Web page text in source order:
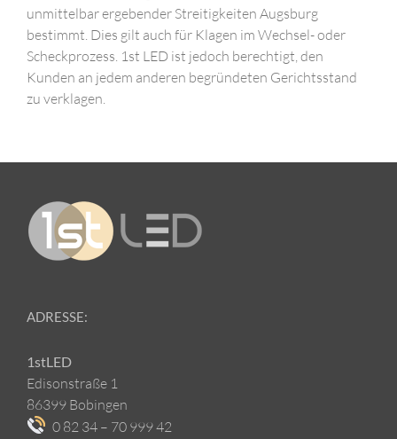
unmittelbar ergebender Streitigkeiten Augsburg
bestimmt. Dies gilt auch für Klagen im Wechsel- oder
Scheckprozess. 1st LED ist jedoch berechtigt, den
Kunden an jedem anderen begründeten Gerichtsstand
zu verklagen.
ADRESSE:
1stLED
Edisonstraße 1
86399 Bobingen
0 82 34 – 70 999 42